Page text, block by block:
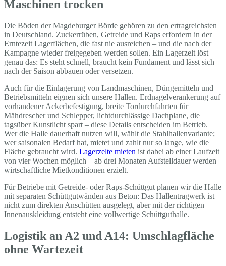
Maschinen trocken
Die Böden der Magdeburger Börde gehören zu den ertragreichsten
in Deutschland. Zuckerrüben, Getreide und Raps erfordern in der
Erntezeit Lagerflächen, die fast nie ausreichen – und die nach der
Kampagne wieder freigegeben werden sollen. Ein Lagerzelt löst
genau das: Es steht schnell, braucht kein Fundament und lässt sich
nach der Saison abbauen oder versetzen.
Auch für die Einlagerung von Landmaschinen, Düngemitteln und
Betriebsmitteln eignen sich unsere Hallen. Erdnagelverankerung auf
vorhandener Ackerbefestigung, breite Tordurchfahrten für
Mähdrescher und Schlepper, lichtdurchlässige Dachplane, die
tagsüber Kunstlicht spart – diese Details entscheiden im Betrieb.
Wer die Halle dauerhaft nutzen will, wählt die Stahlhallenvariante;
wer saisonalen Bedarf hat, mietet und zahlt nur so lange, wie die
Fläche gebraucht wird. Lagerzelte mieten ist dabei ab einer Laufzeit
von vier Wochen möglich – ab drei Monaten Aufstelldauer werden
wirtschaftliche Mietkonditionen erzielt.
Für Betriebe mit Getreide- oder Raps-Schüttgut planen wir die Halle
mit separaten Schüttgutwänden aus Beton: Das Hallentragwerk ist
nicht zum direkten Anschütten ausgelegt, aber mit der richtigen
Innenauskleidung entsteht eine vollwertige Schüttguthalle.
Logistik an A2 und A14: Umschlagfläche
ohne Wartezeit